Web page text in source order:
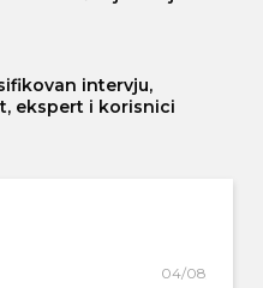
intervju,
ekspert i korisnici
04/08/2026